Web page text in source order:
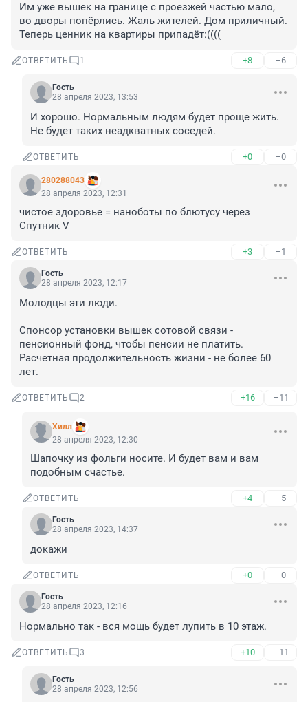
Им уже вышек на границе с проезжей частью мало,
во дворы попёрлись. Жаль жителей. Дом приличный.
Теперь ценник на квартиры припадёт:((((
ОТВЕТИТЬ 1 +8 –6
Гость
28 апреля 2023, 13:53
И хорошо. Нормальным людям будет проще жить.
Не будет таких неадкватных соседей.
ОТВЕТИТЬ +0 –0
280288043
28 апреля 2023, 12:31
чистое здоровье = наноботы по блютусу через
Спутник V
ОТВЕТИТЬ +3 –1
Гость
28 апреля 2023, 12:17
Молодцы эти люди.
Спонсор установки вышек сотовой связи -
пенсионный фонд, чтобы пенсии не платить.
Расчетная продолжительность жизни - не более 60
лет.
ОТВЕТИТЬ 2 +16 –11
Хилл
28 апреля 2023, 12:30
Шапочку из фольги носите. И будет вам и вам
подобным счастье.
ОТВЕТИТЬ +4 –5
Гость
28 апреля 2023, 14:37
докажи
ОТВЕТИТЬ +0 –0
Гость
28 апреля 2023, 12:16
Нормально так - вся мощь будет лупить в 10 этаж.
ОТВЕТИТЬ 3 +10 –11
Гость
28 апреля 2023, 12:56